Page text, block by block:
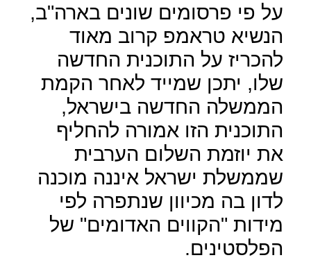
על פי פרסומים שונים בארה"ב,
הנשיא טראמפ קרוב מאוד
להכריז על התוכנית החדשה
שלו, יתכן שמייד לאחר הקמת
הממשלה החדשה בישראל,
התוכנית הזו אמורה להחליף
את יוזמת השלום הערבית
שממשלת ישראל איננה מוכנה
לדון בה מכיוון שנתפרה לפי
מידות "הקווים האדומים" של
הפלסטינים.